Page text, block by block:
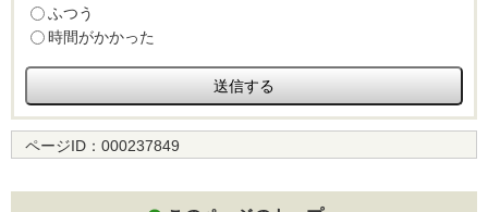
ふつう
時間がかかった
ページID： 000237849